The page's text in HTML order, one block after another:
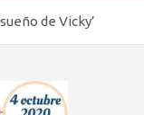
de Vicky’